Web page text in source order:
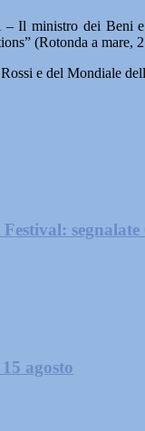
Il ministro dei Beni e
(Rotonda a
e del Mondiale
segnalate
agosto